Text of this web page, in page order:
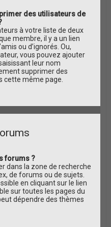
des utilisateurs de
à votre liste de deux
membre, il y a un lien
ou d’ignorés. Ou,
vous pouvez ajouter
leur nom
supprimer des
cette même page.
forums ?
dans la zone de recherche
de forums ou de sujets.
en cliquant sur le lien
sur toutes les pages du
dépendre des thèmes